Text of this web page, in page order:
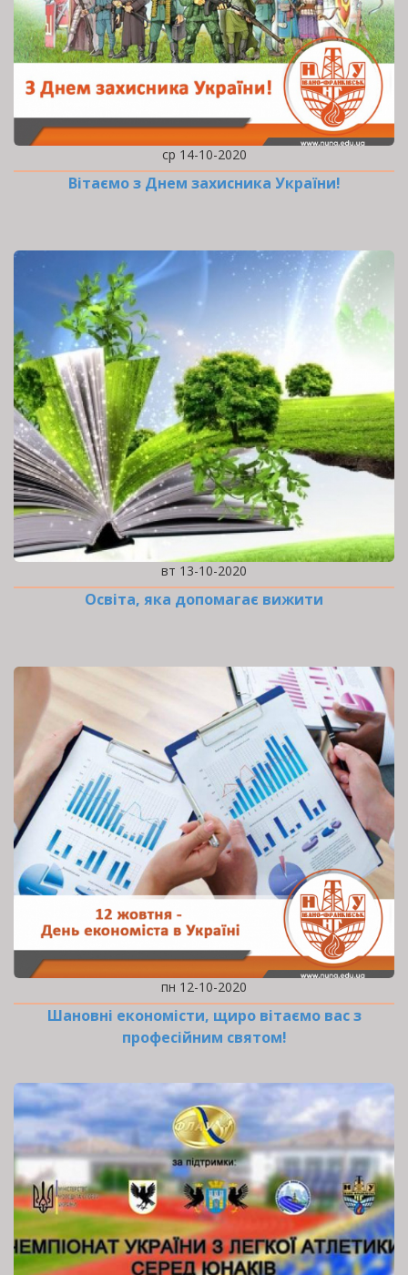
ср 14-10-2020
Вітаємо з Днем захисника України!
вт 13-10-2020
Освіта, яка допомагає вижити
пн 12-10-2020
Шановні економісти, щиро вітаємо вас з
професійним святом!